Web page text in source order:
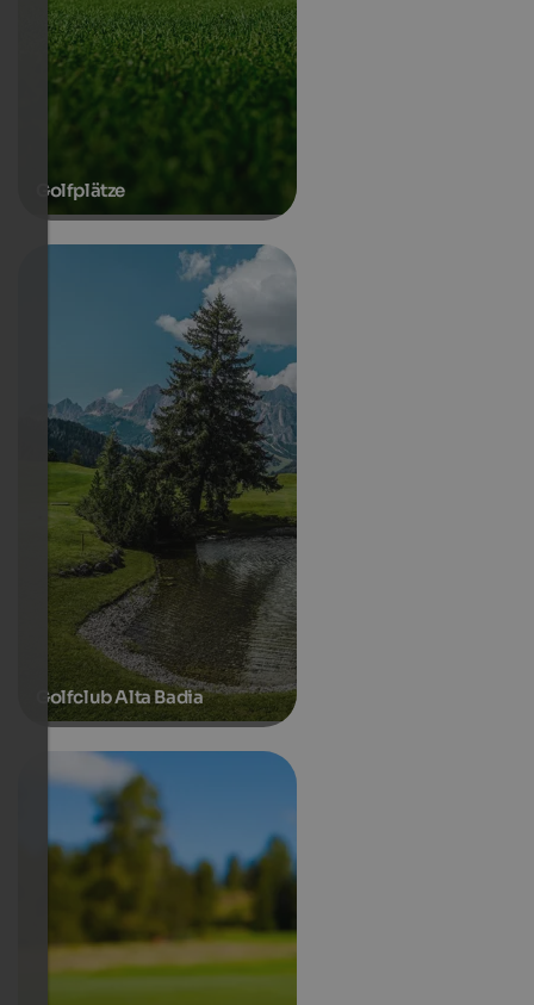
Golfplätze
Golfclub Alta Badia